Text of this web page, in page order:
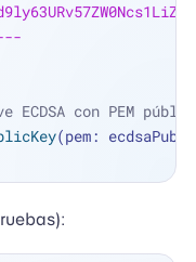
con PEM
(pem: